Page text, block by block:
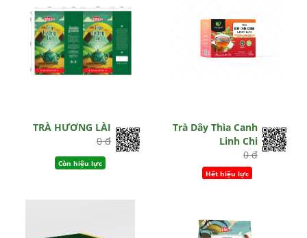
TRÀ HƯƠNG LÀI
0 đ
Còn hiệu lực
Trà Dây Thìa Canh
Linh Chi
0 đ
Hết hiệu lực